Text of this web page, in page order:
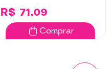
R$ 71,09
Comprar